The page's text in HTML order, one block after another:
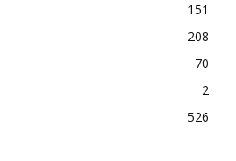
151
208
70
2
526